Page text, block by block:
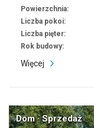
Powierzchnia:
Liczba pokoi:
Liczba pięter:
Rok budowy:
Więcej
Dom · Sprzedaż